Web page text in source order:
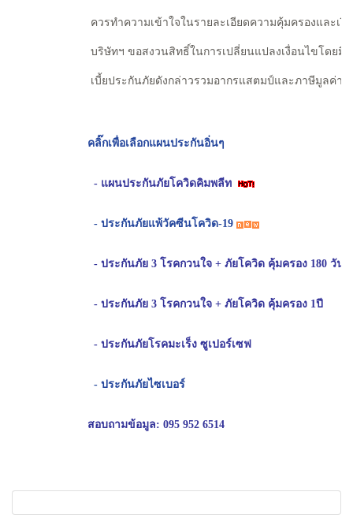
ควรทำความเข้าใจในรายละเอียดความคุ้มครองและเ
บริษัทฯ ขอสงวนสิทธิ์ในการเปลี่ยนแปลงเงื่อนไขโดยมิ
เบี้ยประกันภัยดังกล่าวรวมอากรแสตมป์และภาษีมูลค่าเ
คลิ๊กเพื่อเลือกแผนประกันอิ่นๆ
- แผนประกันภัยโควิดคิมพลีท
- ประกันภัยแพ้วัคซีนโควิด-19
- ประกันภัย 3 โรคกวนใจ + ภัยโควิด คุ้มครอง 180 วัน
- ประกันภัย 3 โรคกวนใจ + ภัยโควิด คุ้มครอง 1ปี
- ประกันภัยโรคมะเร็ง ซูเปอร์เซฟ
- ประกันภัยไซเบอร์
สอบถามข้อมูล: 095 952 6514